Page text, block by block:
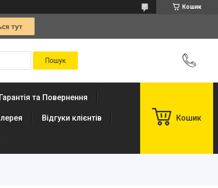
Кошик
Гарантія та Повернення
Відгуки клієнтів Кошик